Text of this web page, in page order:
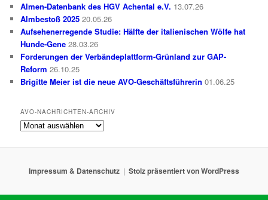
Almen-Datenbank des HGV Achental e.V. 13.07.26
Almbestoß 2025 20.05.26
Aufsehenerregende Studie: Hälfte der italienischen Wölfe hat
Hunde-Gene 28.03.26
Forderungen der Verbändeplattform-Grünland zur GAP-
Reform 26.10.25
Brigitte Meier ist die neue AVO-Geschäftsführerin 01.06.25
AVO-NACHRICHTEN-ARCHIV
AVO-
Archiv
Impressum & Datenschutz Stolz präsentiert von WordPress